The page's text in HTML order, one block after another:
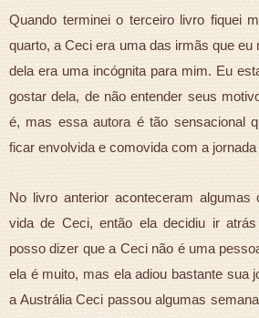
Quando terminei o terceiro livro fiquei
quarto, a Ceci era uma das irmãs que
dela era uma incógnita para mim. Eu
gostar dela, de não entender seus
é, mas essa autora é tão sensacional
ficar envolvida e comovida com a jornada
No livro anterior aconteceram algumas
vida de Ceci, então ela decidiu ir
posso dizer que a Ceci não é uma
ela é muito, mas ela adiou bastante sua
a Austrália Ceci passou algumas